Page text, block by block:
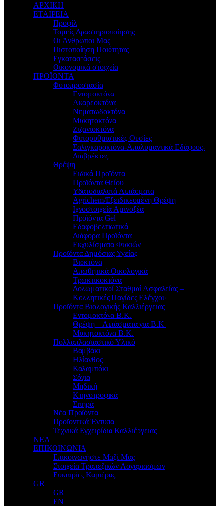
ΑΡΧΙΚΗ
ΕΤΑΙΡΕΙΑ
Προφίλ
Τομείς Δραστηριοποίησης
Οι Άνθρωποι Μας
Πιστοποίηση Ποιότητας
Εγκαταστάσεις
Οικονομικά στοιχεία
ΠΡΟΪΟΝΤΑ
Φυτοπροστασία
Εντομοκτόνα
Ακαρεοκτόνα
Νηματωδοκτόνα
Μυκητοκτόνα
Ζιζανιοκτόνα
Φυτορυθμιστικές Ουσίες
Σαλιγκαροκτόνα-Απολυμαντικά Εδάφους-
Διαβρέκτες
Θρέψη
Ειδικά Προϊόντα
Προϊόντα Θείου
Υδατοδιαλυτά Λιπάσματα
Agrichem/Εξειδικευμένη Θρέψη
Ιχνοστοιχεία Αμινοξέα
Προϊόντα Gel
Εδαφοβελτιωτικά
Διάφορα Προϊόντα
Εκχυλίσματα Φυκιών
Προϊόντα Δημόσιας Υγείας
Βιοκτόνα
Απωθητικά-Οικολογικά
Τρωκτικοκτόνα
Δολωματικοί Σταθμοί Ασφαλείας –
Κολλητικές Παγίδες Ελέγχου
Προϊόντα Βιολογικής Καλλιέργειας
Εντομοκτόνα Β.Κ.
Θρέψη – Λιπάσματα για Β.Κ.
Μυκητοκτόνα Β.Κ.
Πολλαπλασιαστικό Υλικό
Βαμβάκι
Ηλίανθος
Καλαμπόκι
Σόγια
Μηδική
Κτηνοτροφικά
Σιτηρά
Νέα Προϊόντα
Προϊοντικά Έντυπα
Τεχνικά Εγχειρίδια Καλλιέργειας
ΝΕΑ
ΕΠΙΚΟΙΝΩΝΙΑ
Επικοινωνήστε Μαζί Μας
Στοιχεία Τραπεζικών Λογαριασμών
Ευκαιρίες Καριέρας
GR
GR
EN